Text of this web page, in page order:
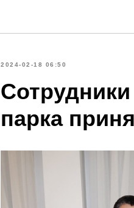
2024-02-18 06:50
парка